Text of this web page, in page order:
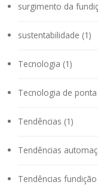
surgimento da
sustentabilidade (1)
Tecnologia (1)
Tecnologia de ponta
Tendências (1)
Tendências
Tendências fundição